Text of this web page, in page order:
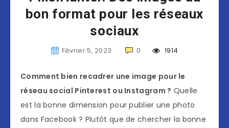
bon format pour les réseaux
sociaux
Février 5, 2023 0 1914
Comment bien recadrer une image pour le
réseau social Pinterest ou Instagram ? Quelle
est la bonne dimension pour publier une photo
dans Facebook ? Plutôt que de chercher la bonne